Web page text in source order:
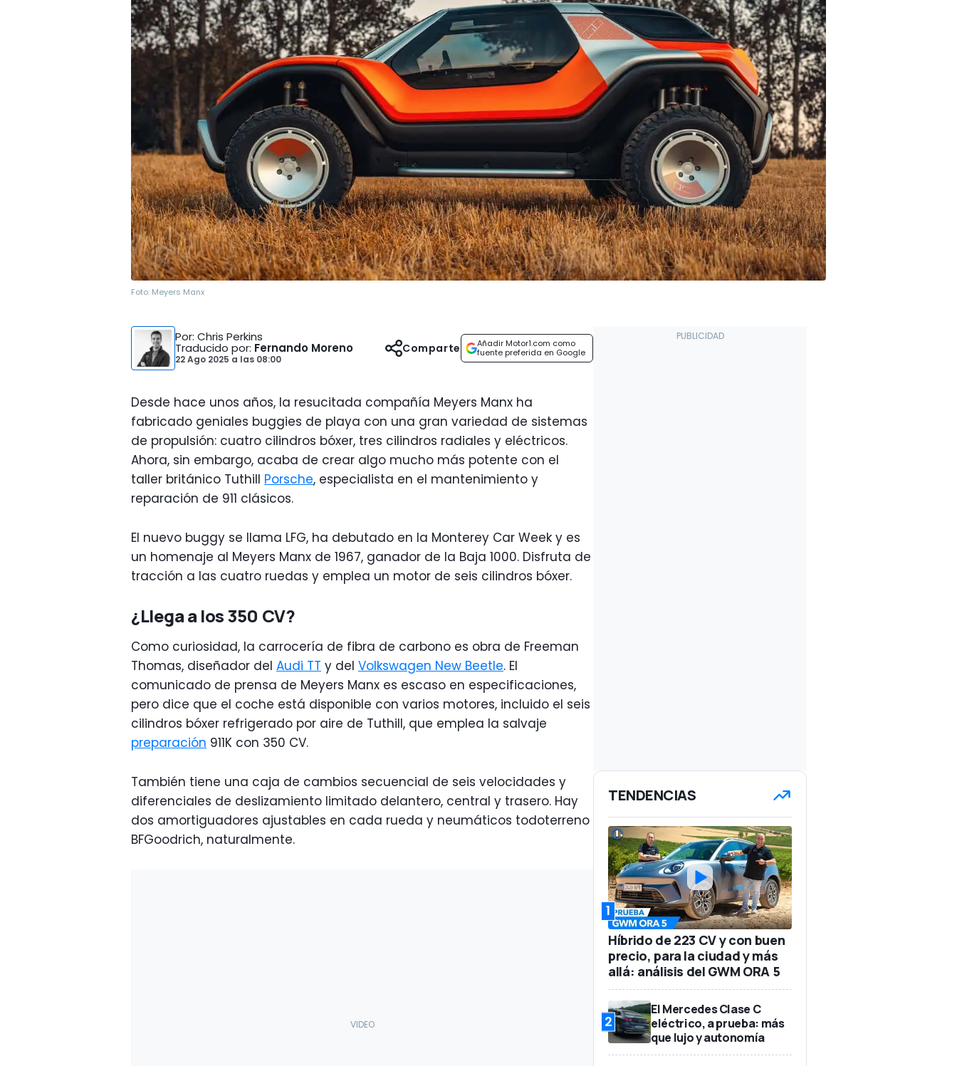
Foto: Meyers Manx
Por: Chris Perkins
Traducido por: Fernando Moreno
22 Ago 2025 a las 08:00
Añadir Motor1.com como
fuente preferida en Google
Comparte
Desde hace unos años, la resucitada compañía Meyers Manx ha
fabricado geniales buggies de playa con una gran variedad de sistemas
de propulsión: cuatro cilindros bóxer, tres cilindros radiales y eléctricos.
Ahora, sin embargo, acaba de crear algo mucho más potente con el
taller británico Tuthill Porsche, especialista en el mantenimiento y
reparación de 911 clásicos.
El nuevo buggy se llama LFG, ha debutado en la Monterey Car Week y es
un homenaje al Meyers Manx de 1967, ganador de la Baja 1000. Disfruta de
tracción a las cuatro ruedas y emplea un motor de seis cilindros bóxer.
¿Llega a los 350 CV?
Como curiosidad, la carrocería de fibra de carbono es obra de Freeman
Thomas, diseñador del Audi TT y del Volkswagen New Beetle. El
comunicado de prensa de Meyers Manx es escaso en especificaciones,
pero dice que el coche está disponible con varios motores, incluido el seis
cilindros bóxer refrigerado por aire de Tuthill, que emplea la salvaje
preparación 911K con 350 CV.
También tiene una caja de cambios secuencial de seis velocidades y
diferenciales de deslizamiento limitado delantero, central y trasero. Hay
dos amortiguadores ajustables en cada rueda y neumáticos todoterreno
BFGoodrich, naturalmente.
TENDENCIAS
1
Híbrido de 223 CV y con buen
precio, para la ciudad y más
allá: análisis del GWM ORA 5
2
El Mercedes Clase C
eléctrico, a prueba: más
que lujo y autonomía